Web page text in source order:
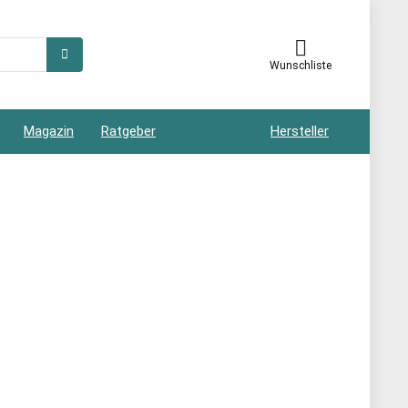
Wunschliste
Magazin Ratgeber Hersteller